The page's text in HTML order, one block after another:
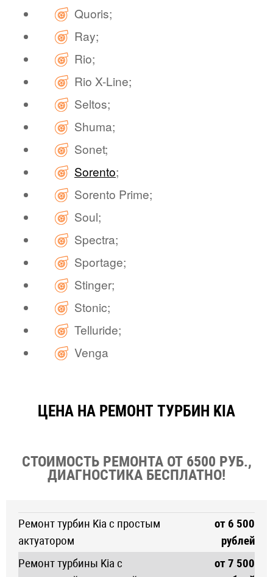
Quoris;
Ray;
Rio;
Rio X-Line;
Seltos;
Shuma;
Sonet;
Sorento;
Sorento Prime;
Soul;
Spectra;
Sportage;
Stinger;
Stonic;
Telluride;
Venga
ЦЕНА НА РЕМОНТ ТУРБИН KIA
СТОИМОСТЬ РЕМОНТА ОТ 6500 РУБ.,
ДИАГНОСТИКА БЕСПЛАТНО!
Ремонт турбин Kia с простым
актуатором
от 6 500
рублей
Ремонт турбины Kia с
от 7 500